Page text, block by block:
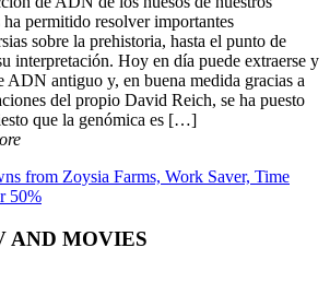
ha permitido resolver importantes
sobre la prehistoria, hasta el punto de
interpretación. Hoy en día puede extraerse y
ADN antiguo y, en buena medida gracias a
del propio David Reich, se ha puesto
que la genómica es […]
AND MOVIES